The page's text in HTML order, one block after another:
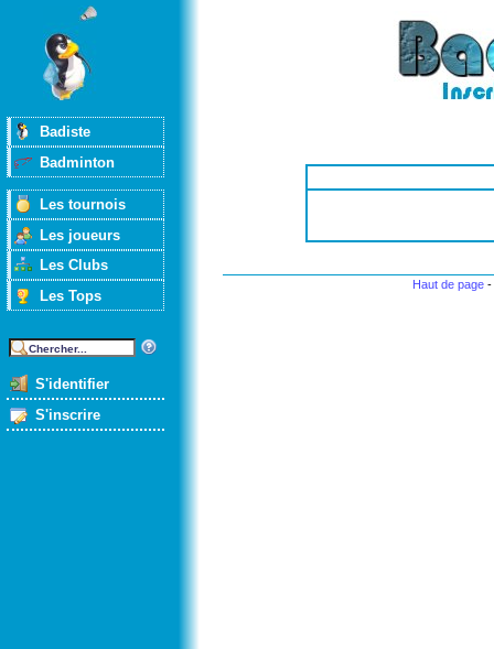
Badiste
Badminton
Les tournois
Les joueurs
Les Clubs
Les Tops
S'identifier
S'inscrire
Haut de page